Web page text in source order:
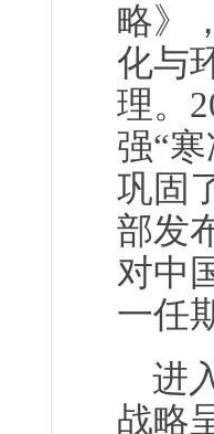
略》
化与
理。
强“
巩固
部发
对中
一任
进
战略